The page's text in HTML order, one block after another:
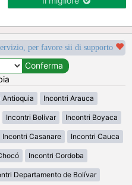
per favore sii di supporto
Antioquia Incontri Arauca
Incontri Bolívar Incontri Boyaca
Incontri Casanare Incontri Cauca
Incontri Cordoba
Departamento de Bolívar